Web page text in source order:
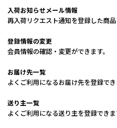
入荷お知らせメール情報
再入荷リクエスト通知を登録した商品
登録情報の変更
会員情報の確認・変更ができます。
お届け先一覧
よくご利用になるお届け先を登録でき
送り主一覧
よくご利用になる送り主を登録できま